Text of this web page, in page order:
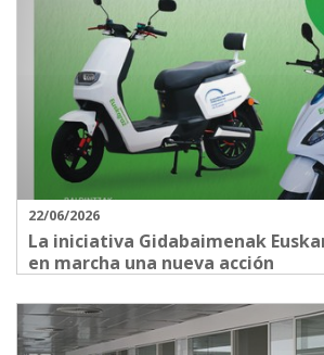
22/06/2026
La iniciativa Gidabaimenak
en marcha una nueva acción